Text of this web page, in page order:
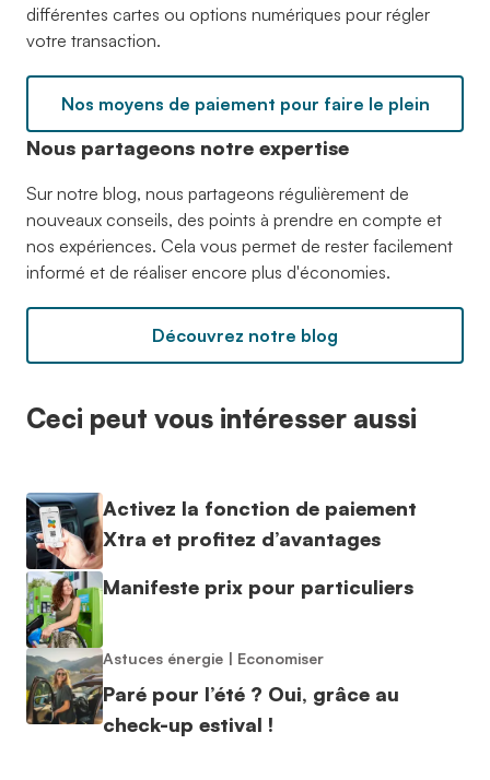
différentes cartes ou options numériques pour régler
votre transaction.
Nos moyens de paiement pour faire le plein
Nous partageons notre expertise
Sur notre blog, nous partageons régulièrement de
nouveaux conseils, des points à prendre en compte et
nos expériences. Cela vous permet de rester facilement
informé et de réaliser encore plus d'économies.
Découvrez notre blog
Ceci peut vous intéresser aussi
Activez la fonction de paiement
Xtra et profitez d’avantages
Manifeste prix pour particuliers
Astuces énergie | Economiser
Paré pour l’été ? Oui, grâce au
check-up estival !